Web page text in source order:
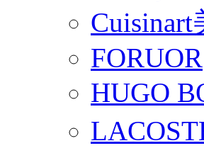
Cuisinart
FORUOR
HUGO